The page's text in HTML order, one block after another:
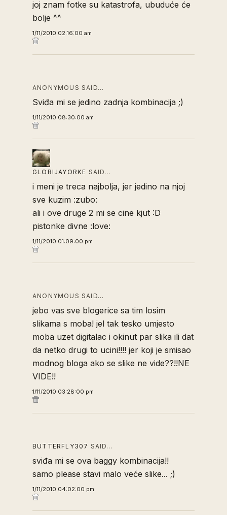
joj znam fotke su katastrofa, ubuduće će
bolje ^^
1/11/2010 02:16:00 am
ANONYMOUS SAID…
Sviđa mi se jedino zadnja kombinacija ;)
1/11/2010 08:30:00 am
GLORIJAYORKE SAID…
i meni je treca najbolja, jer jedino na njoj
sve kuzim :zubo:
ali i ove druge 2 mi se cine kjut :D
pistonke divne :love:
1/11/2010 01:09:00 pm
ANONYMOUS SAID…
jebo vas sve blogerice sa tim losim
slikama s moba! jel tak tesko umjesto
moba uzet digitalac i okinut par slika ili dat
da netko drugi to ucini!!!! jer koji je smisao
modnog bloga ako se slike ne vide??!!NE
VIDE!!
1/11/2010 03:28:00 pm
BUTTERFLY307 SAID…
sviđa mi se ova baggy kombinacija!!
samo please stavi malo veće slike... ;)
1/11/2010 04:02:00 pm